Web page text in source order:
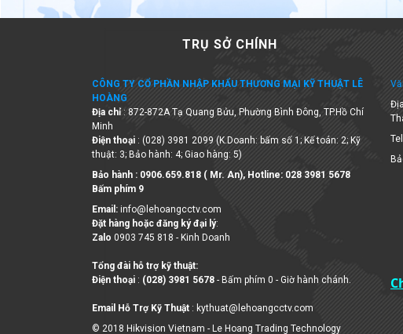
TRỤ SỞ CHÍNH
CÔNG TY CỔ PHẦN NHẬP KHẨU THƯƠNG MẠI KỸ THUẬT LÊ
Địa chỉ: 872-872A Tạ Quang Bửu, Phường Bình Đông, TP.Hồ Chí
Minh
Điện thoại: (028) 3981 2099 (K.Doanh: bấm số 1; Kế toán: 2; Kỹ
thuật: 3; Bảo hành: 4; Giao hàng: 5)
Bảo hành : 0906.659.818 ( Mr. An), Hotline:
028 3981 5678
Bấm phím 9
Email:
info@lehoangcctv.com
Đặt hàng hoặc đăng ký đại lý
Zalo 0903 745 818 - Kinh Doanh
Tổng đài hỗ trợ kỹ thuật:
- Bấm phím 0 - Giờ hành chánh.
Email Hỗ Trợ Kỹ Thuật : kythuat@lehoangcctv.com
© 2018 Hikvision Vietnam - Le Hoang Trading Technology
Company Limited
Số ĐKKD 0306263327 do Sở KHĐT Tp. HCM cấp ngày